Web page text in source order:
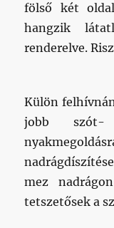
fölső két
hangzik
renderelve.
Külön
jobb szót-
mez
tetszetősek a